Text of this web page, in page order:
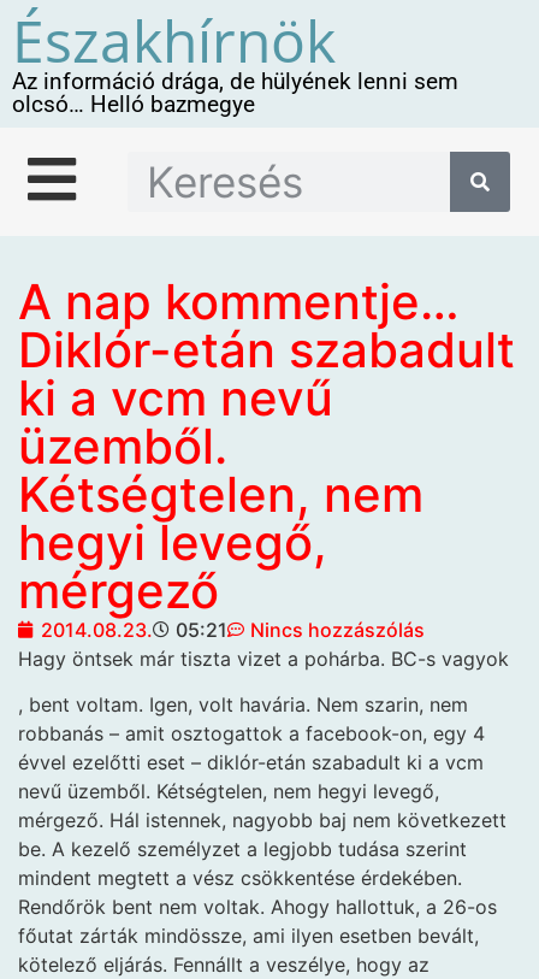
Északhírnök
Az információ drága, de hülyének lenni sem
olcsó… Helló bazmegye
A nap kommentje…
Diklór-etán szabadult
ki a vcm nevű
üzemből.
Kétségtelen, nem
hegyi levegő,
mérgező
2014.08.23. 05:21
Nincs hozzászólás
Hagy öntsek már tiszta vizet a pohárba. BC-s vagyok
, bent voltam. Igen, volt havária. Nem szarin, nem
robbanás – amit osztogattok a facebook-on, egy 4
évvel ezelőtti eset – diklór-etán szabadult ki a vcm
nevű üzemből. Kétségtelen, nem hegyi levegő,
mérgező. Hál istennek, nagyobb baj nem következett
be. A kezelő személyzet a legjobb tudása szerint
mindent megtett a vész csökkentése érdekében.
Rendőrök bent nem voltak. Ahogy hallottuk, a 26-os
főutat zárták mindössze, ami ilyen esetben bevált,
kötelező eljárás. Fennállt a veszélye, hogy az